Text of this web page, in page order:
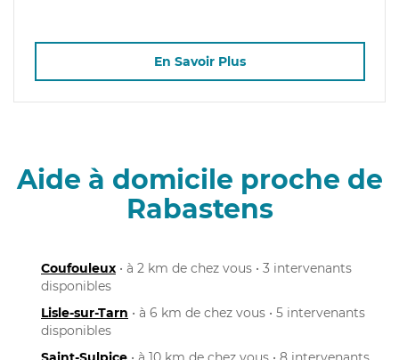
En Savoir Plus
Aide à domicile proche de
Rabastens
Coufouleux • à 2 km de chez vous • 3 intervenants
disponibles
Lisle-sur-Tarn • à 6 km de chez vous • 5 intervenants
disponibles